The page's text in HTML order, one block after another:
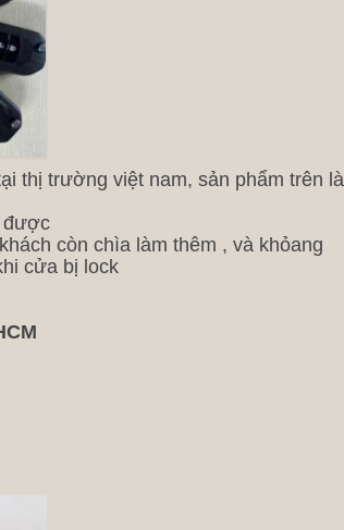
thị trường việt nam, sản phẩm trên là
được
còn chìa làm thêm , và khỏang
cửa bị lock